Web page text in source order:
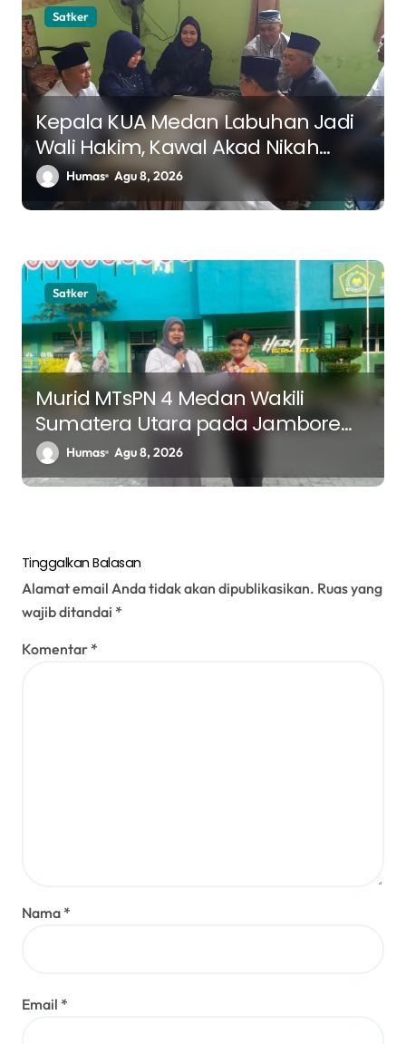
Satker
Kepala KUA Medan Labuhan Jadi
Wali Hakim, Kawal Akad Nikah
Menuju Keluarga Samawa
Humas Agu 8, 2026
Satker
Murid MTsPN 4 Medan Wakili
Sumatera Utara pada Jambore
Nasional ke XII Tahun 2026 di
Jakarta
Humas Agu 8, 2026
Tinggalkan Balasan
Alamat email Anda tidak akan dipublikasikan. Ruas yang
wajib ditandai *
Komentar *
Nama *
Email *